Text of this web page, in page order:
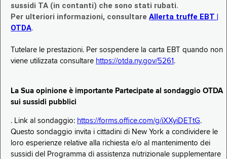
sussidi TA (in contanti) che sono stati rubati.
Per ulteriori informazioni, consultare Allerta truffe EBT |
OTDA.
Tutelare le prestazioni. Per sospendere la carta EBT quando non
viene utilizzata consultare https://otda.ny.gov/5261 .
La Sua opinione è importante Partecipate al sondaggio OTDA
sui sussidi pubblici
. Link al sondaggio: https://forms.office.com/g/iXXyiDETtG.
Questo sondaggio invita i cittadini di New York a condividere le
loro esperienze relative alla richiesta e/o al mantenimento dei
sussidi del Programma di assistenza nutrizionale supplementare